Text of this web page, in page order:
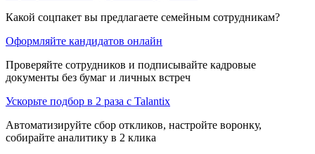
Какой соцпакет вы предлагаете семейным сотрудникам?
Оформляйте кандидатов онлайн
Проверяйте сотрудников и подписывайте кадровые
документы без бумаг и личных встреч
Ускорьте подбор в 2 раза с Talantix
Автоматизируйте сбор откликов, настройте воронку,
собирайте аналитику в 2 клика